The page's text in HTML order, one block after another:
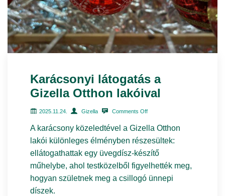
Karácsonyi látogatás a
Gizella Otthon lakóival
2025.11.24. Gizella Comments Off
A karácsony közeledtével a Gizella Otthon
lakói különleges élményben részesültek:
ellátogathattak egy üvegdísz-készítő
műhelybe, ahol testközelből figyelhették meg,
hogyan születnek meg a csillogó ünnepi
díszek.